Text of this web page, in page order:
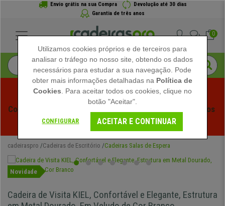
Envio grátis na sua Compra
Devolução até 30 dias
Garantia de três anos
0
Começam os Saldos de Verão em Cadeiraspro! Descontos
Exclusivos por Tempo Limitado - Ver Promoção
cadeiraspro Cadeiras de Escritório Cadeiras Salas de Espera
Novidade
Cadeira de Visita KIEL, Confortável e Elegante, Estrutura
Utilizamos cookies próprios e de terceiros para
analisar o tráfego no nosso site, obtendo os dados
necessários para estudar a sua navegação. Pode
obter mais informações detalhadas na Política de
Cookies . Para aceitar todos os cookies, clique no
botão "Aceitar".
CONFIGURAR ACEITAR E CONTINUAR